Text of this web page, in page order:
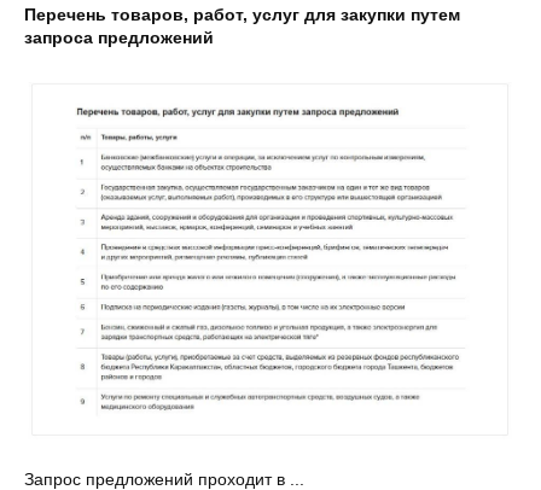
Перечень товаров, работ, услуг для закупки путем
запроса предложений
Запрос предложений проходит в ...